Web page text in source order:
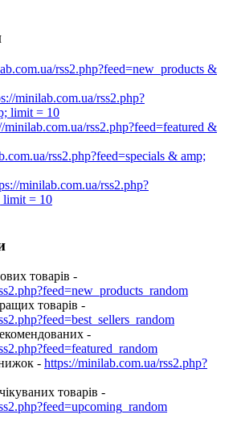
rss2.php?feed=new_products &
minilab.com.ua/rss2.php?
limit = 10
minilab.com.ua/rss2.php?feed=featured &
rss2.php?feed=specials & amp;
minilab.com.ua/rss2.php?
limit = 10
товарів -
товарів -
-
- https://minilab.com.ua/rss2.php?
товарів -